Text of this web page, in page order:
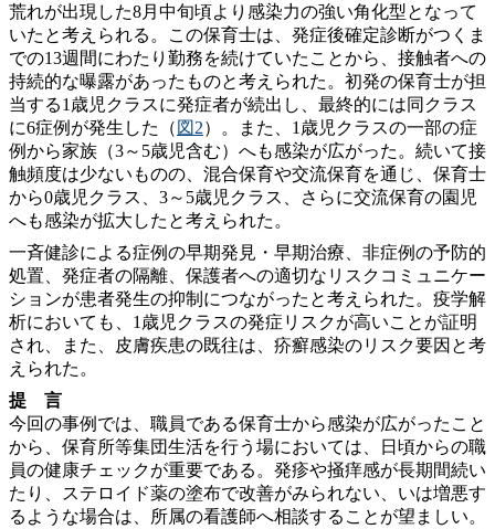
荒れが出現した8月中旬頃より感染力の強い角化型となって
いたと考えられる。この保育士は、発症後確定診断がつくま
での13週間にわたり勤務を続けていたことから、接触者への
持続的な曝露があったものと考えられた。初発の保育士が担
当する1歳児クラスに発症者が続出し、最終的には同クラス
に6症例が発生した（ 図2）。また、1歳児クラスの一部の症
例から家族（3～5歳児含む）へも感染が広がった。続いて接
触頻度は少ないものの、混合保育や交流保育を通じ、保育士
から0歳児クラス、3～5歳児クラス、さらに交流保育の園児
へも感染が拡大したと考えられた。
一斉健診による症例の早期発見・早期治療、非症例の予防的
処置、発症者の隔離、保護者への適切なリスクコミュニケー
ションが患者発生の抑制につながったと考えられた。疫学解
析においても、1歳児クラスの発症リスクが高いことが証明
され、また、皮膚疾患の既往は、疥癬感染のリスク要因と考
えられた。
提 言
今回の事例では、職員である保育士から感染が広がったこと
から、保育所等集団生活を行う場においては、日頃からの職
員の健康チェックが重要である。発疹や掻痒感が長期間続い
たり、ステロイド薬の塗布で改善がみられない、いは増悪す
るような場合は、所属の看護師へ相談することが望ましい。